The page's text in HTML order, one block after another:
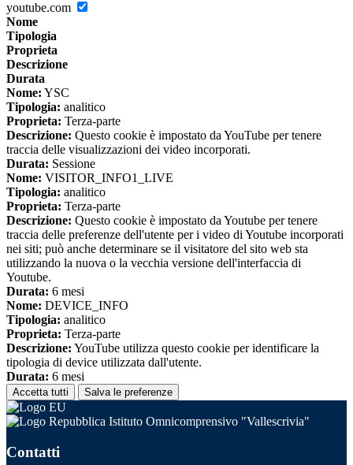
youtube.com
Nome
Tipologia
Proprieta
Descrizione
Durata
Nome: YSC
Tipologia: analitico
Proprieta: Terza-parte
Descrizione: Questo cookie è impostato da YouTube per tenere
traccia delle visualizzazioni dei video incorporati.
Durata: Sessione
Nome: VISITOR_INFO1_LIVE
Tipologia: analitico
Proprieta: Terza-parte
Descrizione: Questo cookie è impostato da Youtube per tenere
traccia delle preferenze dell'utente per i video di Youtube incorporati
nei siti; può anche determinare se il visitatore del sito web sta
utilizzando la nuova o la vecchia versione dell'interfaccia di
Youtube.
Durata: 6 mesi
Nome: DEVICE_INFO
Tipologia: analitico
Proprieta: Terza-parte
Descrizione: YouTube utilizza questo cookie per identificare la
tipologia di device utilizzata dall'utente.
Durata: 6 mesi
Accetta tutti Salva le preferenze
Istituto Omnicomprensivo "Vallescrivia"
Contatti